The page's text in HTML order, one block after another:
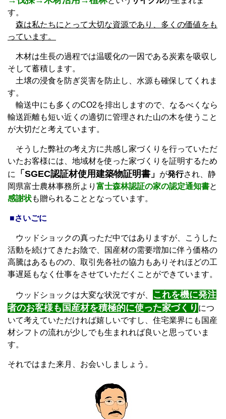
す。
森は私たちにとって大切な資源であり、多くの価値をも
っています。
木材は生長の過程では温暖化の一因である炭素を吸収し
そして蓄積します。
土壌の浸食を防ぎ災害を防止し、水源も確保してくれま
す。
輸送中にも多くのCO2を排出しますので、なるべくなら
輸送距離も短い近くの適切に管理された山の木を使うこと
が大切だと考えています。
そうした弊社の考え方に共感し家づくりを行っていただ
いたお客様には、地域材を使った家づくりを証明するため
に
「SGEC認証材使用建築物証明書」 が発行され、静
岡県富士農林事務所より 富士森林認証の家の認定通知書と
感謝状も贈られることとなっています。
■さいごに
ウッドショックの真っただ中ではありますが、こうした
活動を続けてきたお陰で、国産材の需要増加に伴う価格の
高騰はあるものの、取引先各社の協力もありそれほどの工
事遅延もなく仕事をさせていただくことができています。
ウッドショックは大変な状況ですが、
これを機に発注
者のお客様も国産材を積極的に使った家づくり につ
いて考えていただければ嬉しいですし、住宅業界にも国産
材シフトの流れが少しでも生まれれば良いと思っていま
す。
それではまた来月、お会いしましょう。